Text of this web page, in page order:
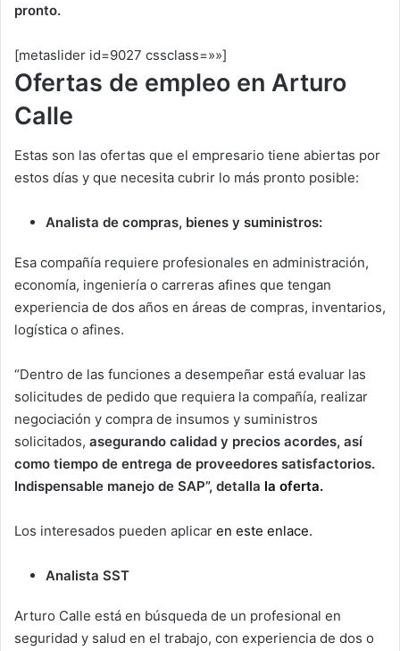
pronto.
[metaslider id=9027 cssclass=»»]
Ofertas de empleo en Arturo
Calle
Estas son las ofertas que el empresario tiene abiertas por
estos días y que necesita cubrir lo más pronto posible:
Analista de compras, bienes y suministros:
Esa compañía requiere profesionales en administración,
economía, ingeniería o carreras afines que tengan
experiencia de dos años en áreas de compras, inventarios,
logística o afines.
“Dentro de las funciones a desempeñar está evaluar las
solicitudes de pedido que requiera la compañía, realizar
negociación y compra de insumos y suministros
solicitados, asegurando calidad y precios acordes, así
como tiempo de entrega de proveedores satisfactorios.
Indispensable manejo de SAP”, detalla la oferta.
Los interesados pueden aplicar en este enlace.
Analista SST
Arturo Calle está en búsqueda de un profesional en
seguridad y salud en el trabajo, con experiencia de dos o